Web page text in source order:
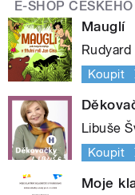
E-SHOP
Mauglí
Koupit
Libuše
Koupit
Moje